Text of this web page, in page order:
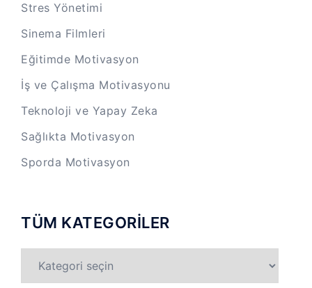
Stres Yönetimi
Sinema Filmleri
Eğitimde Motivasyon
İş ve Çalışma Motivasyonu
Teknoloji ve Yapay Zeka
Sağlıkta Motivasyon
Sporda Motivasyon
TÜM KATEGORİLER
KATEGORİLER